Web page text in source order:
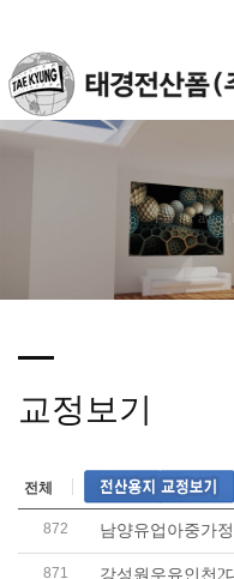
Far far
교정보기
전체
872 남양유업아중가
871 강성원우유인천2